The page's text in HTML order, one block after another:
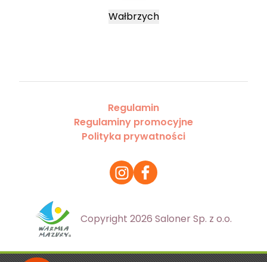
Wałbrzych
Regulamin
Regulaminy promocyjne
Polityka prywatności
Copyright 2026 Saloner Sp. z o.o.